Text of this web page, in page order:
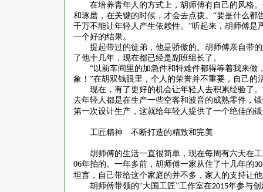
在培养青年人的方式上，胡师傅有自己的风格
和琢磨，在关键的时候，才会去点拨。 “要是什么都
千万不能让年轻人产生依赖性。”听起来，胡师傅
一个好的结果。
提起带过的徒弟，他是骄傲的。胡师傅亲自带
了他十几年，现在都已经是副班组长了。
“以前车间里的加急件和特难件都得等着我来
象！”在胡双钱眼里，个人的荣誉并不重要，自己的
现在，有了更好的机会让年轻人去积累经验了
去年轻人都是在生产一些空客和波音的成熟零件，
第一次设计生产，这就给年轻人提供了一个绝佳的
工匠精神 不断打造的精致和完美
胡师傅的生活一直很简单，现在每周有六天在
06年拍的。一年多前，胡师傅一家从住了十几年的30
坦言，自己带给这个家庭的并不多，家人的支持让
胡师傅带领的“大国工匠”工作室在2015年参与创